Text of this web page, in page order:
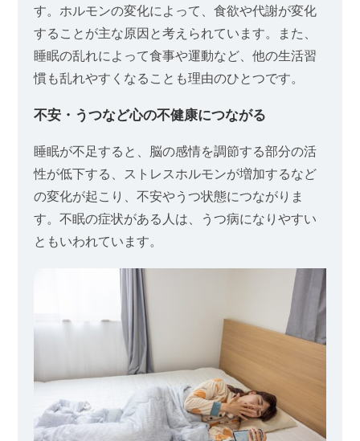
す。ホルモンの変化によって、食欲や代謝が変化
することが主な原因と考えられています。また、
睡眠の乱れによって食事や運動など、他の生活習
慣も乱れやすくなることも理由のひとつです。
不安・うつなど心の不健康につながる
睡眠が不足すると、脳の感情を調節する部分の活
性が低下する、ストレスホルモンが増加するなど
の変化が起こり、不安やうつ状態につながりま
す。不眠の症状がある人は、うつ病になりやすい
ともいわれています。